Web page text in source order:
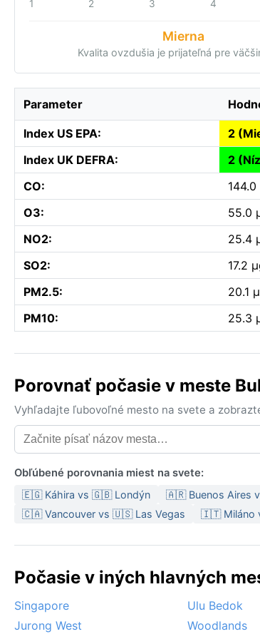
1 2 3 4
Mierna
Kvalita ovzdušia je prijateľná pre
Parameter
Index US EPA:
2
Index UK DEFRA:
2
CO:
O3:
55.0
NO2:
25.4
SO2:
17.2
PM2.5:
20.1
PM10:
25.3
Porovnať počasie v meste
Vyhľadajte ľubovoľné mesto na svete a
Obľúbené porovnania miest na svete:
🇪🇬 Káhira vs 🇬🇧 Londýn 🇦🇷 Buenos Aires
🇨🇦 Vancouver vs 🇺🇸 Las Vegas
🇮🇹 Miláno
Počasie v iných hlavných
Singapore Ulu Bedok
Jurong West
Woodlands